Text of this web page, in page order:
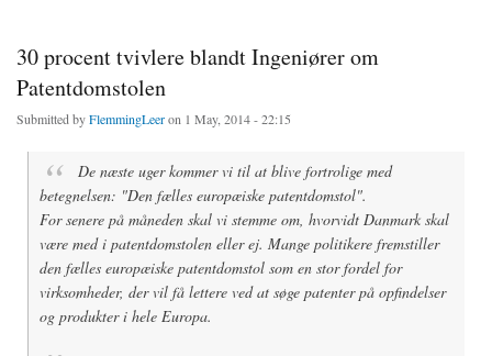
30 procent tvivlere blandt Ingeniører om
Patentdomstolen
Submitted byFlemmingLeeron 1 May, 2014 - 22:15
De næste uger kommer vi til at blive fortrolige med
betegnelsen: "Den fælles europæiske patentdomstol".
For senere på måneden skal vi stemme om, hvorvidt Danmark skal
være med i patentdomstolen eller ej. Mange politikere fremstiller
den fælles europæiske patentdomstol som en stor fordel for
virksomheder, der vil få lettere ved at søge patenter på opfindelser
og produkter i hele Europa.